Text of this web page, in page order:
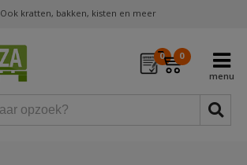
Ook kratten, bakken, kisten en meer
0 0